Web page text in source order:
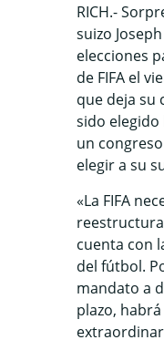
RICH.-
suizo
elecciones
de FIFA el
que deja su
sido elegido
un
elegir a su
«La FIFA
cuenta con
del fútbol.
mandato a
plazo,